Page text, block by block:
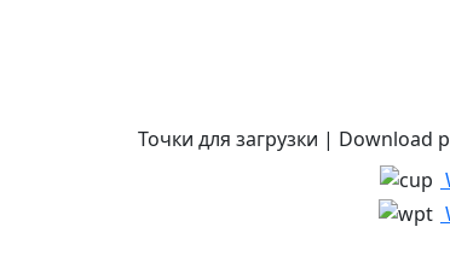
Точки для загрузки | Download